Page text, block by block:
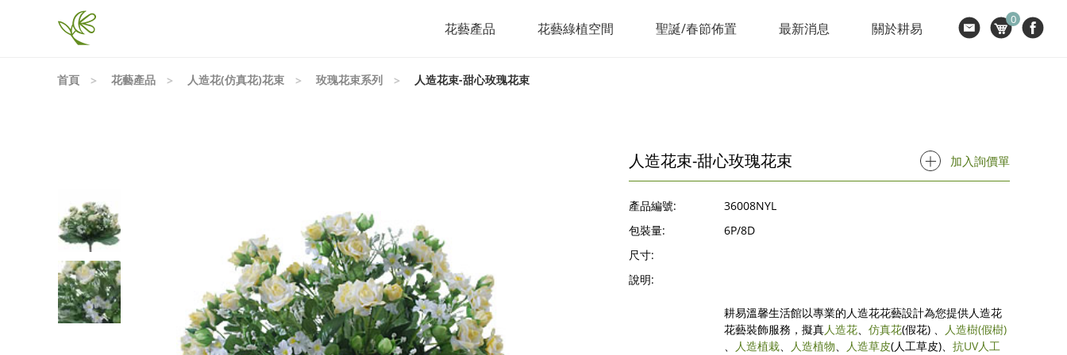
花藝產品 花藝綠植空間 聖誕/春節佈置 最新消息 關於耕易
0
首頁 花藝產品 人造花(仿真花)花束 玫瑰花束系列 人造花束-甜心玫瑰花束
人造花束-甜心玫瑰花束 加入詢價單
產品編號:
36008NYL
包裝量:
6P/8D
尺寸:
說明:
耕易溫馨生活館以專業的人造花花藝設計為您提供人造花
花藝裝飾服務，擬真人造花、 仿真花(假花) 、 人造樹(假樹)
、
人造植栽、 人造植物、 人造草皮(人工草皮)、 抗UV人工